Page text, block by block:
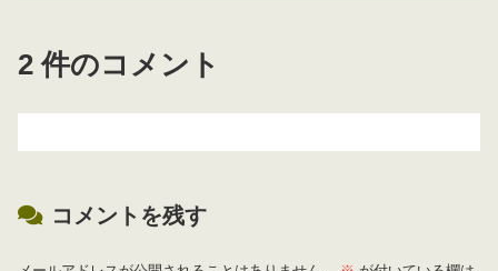
2 件のコメント
コメントを残す